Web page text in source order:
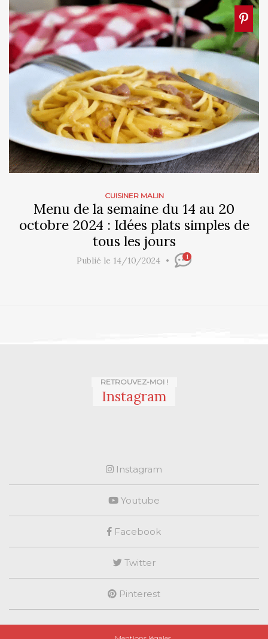
CUISINER MALIN
Menu de la semaine du 14 au 20
octobre 2024 : Idées plats simples de
tous les jours
Publié le 14/10/2024 1
RETROUVEZ-MOI !
Instagram
Instagram
Youtube
Facebook
Twitter
Pinterest